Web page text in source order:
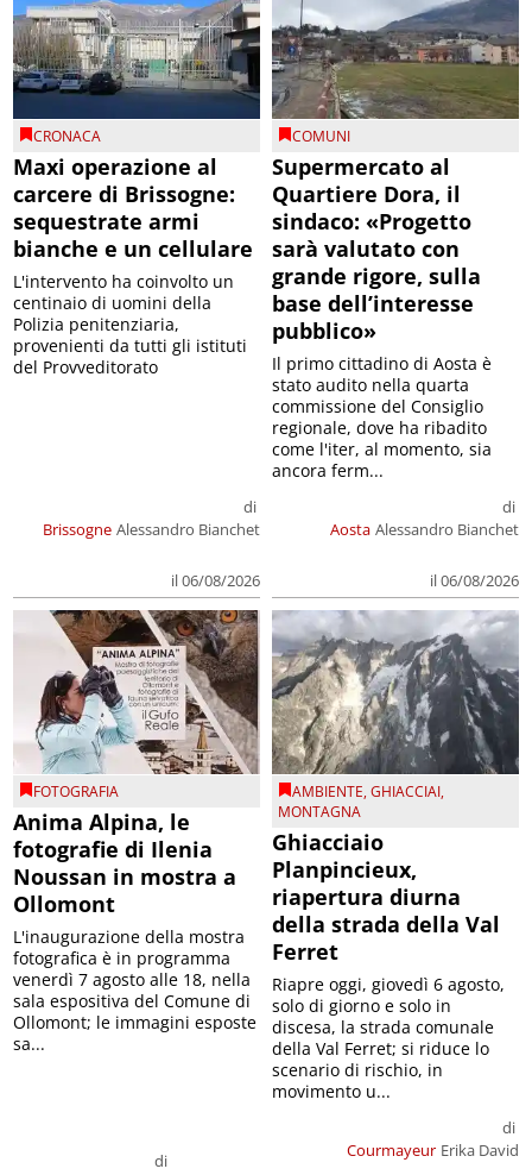
CRONACA
Maxi operazione al
carcere di Brissogne:
sequestrate armi
bianche e un cellulare
Brissogne
di
Alessandro Bianchet
il 06/08/2026
L'intervento ha coinvolto un
centinaio di uomini della
Polizia penitenziaria,
provenienti da tutti gli istituti
del Provveditorato
COMUNI
Supermercato al
Quartiere Dora, il
sindaco: «Progetto
sarà valutato con
grande rigore, sulla
base dell’interesse
pubblico»
Aosta
di
Alessandro Bianchet
il 06/08/2026
Il primo cittadino di Aosta è
stato audito nella quarta
commissione del Consiglio
regionale, dove ha ribadito
come l'iter, al momento, sia
ancora ferm...
FOTOGRAFIA
Anima Alpina, le
fotografie di Ilenia
Noussan in mostra a
Ollomont
di
L'inaugurazione della mostra
fotografica è in programma
venerdì 7 agosto alle 18, nella
sala espositiva del Comune di
Ollomont; le immagini esposte
sa...
AMBIENTE,GHIACCIAI,
MONTAGNA
Ghiacciaio
Planpincieux,
riapertura diurna
della strada della Val
Ferret
Courmayeur
di
Erika David
Riapre oggi, giovedì 6 agosto,
solo di giorno e solo in
discesa, la strada comunale
della Val Ferret; si riduce lo
scenario di rischio, in
movimento u...